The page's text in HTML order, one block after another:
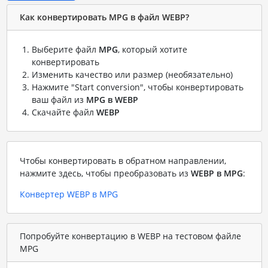
Как конвертировать MPG в файл WEBP?
Выберите файл MPG, который хотите
конвертировать
Изменить качество или размер (необязательно)
Нажмите "Start conversion", чтобы конвертировать
ваш файл из MPG в WEBP
Скачайте файл WEBP
Чтобы конвертировать в обратном направлении,
нажмите здесь, чтобы преобразовать из WEBP в MPG:
Конвертер WEBP в MPG
Попробуйте конвертацию в WEBP на тестовом файле
MPG